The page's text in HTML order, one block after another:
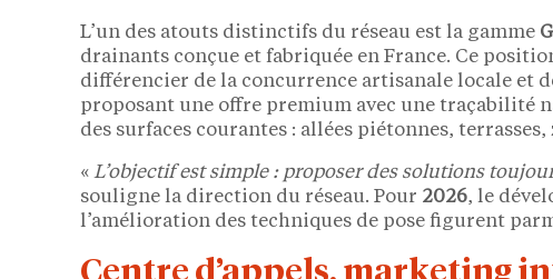
L’un des atouts distinctifs du réseau est la gamme
drainants conçue et fabriquée en France. Ce
différencier de la concurrence artisanale locale et
proposant une offre premium avec une traçabilité
des surfaces courantes : allées piétonnes,
« L’objectif est simple : proposer des solutions
souligne la direction du réseau. Pour 2026, le
l’amélioration des techniques de pose figurent